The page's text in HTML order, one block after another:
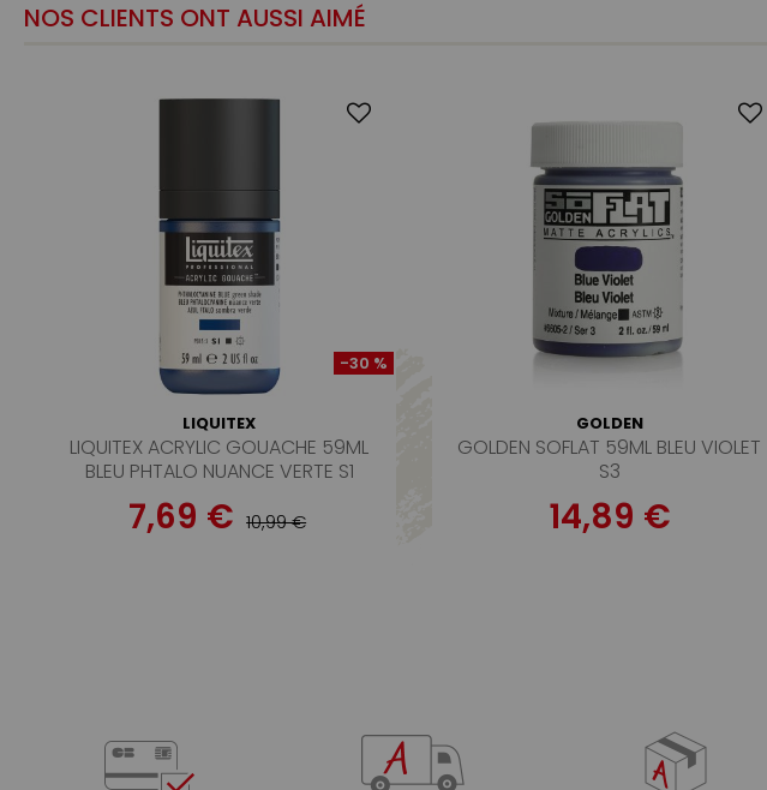
NOS CLIENTS ONT AUSSI AIMÉ
-30 %
LIQUITEX
LIQUITEX ACRYLIC GOUACHE 59ML
BLEU PHTALO NUANCE VERTE S1
7,69 € 10,99 €
GOLDEN
GOLDEN SOFLAT 59ML BLEU VIOLET
S3
14,89 €